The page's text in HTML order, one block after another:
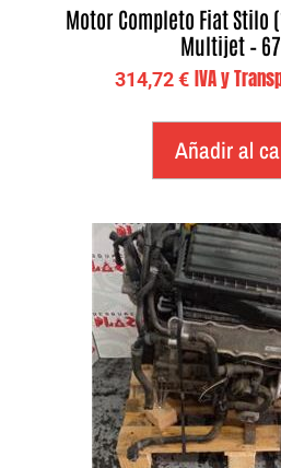
Motor Completo Fiat Stilo
Multijet –
314,72€ IVA y
Añadir al